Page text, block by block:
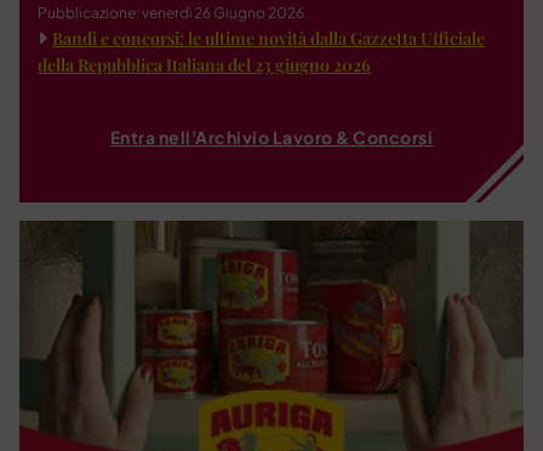
Pubblicazione: venerdì 26 Giugno 2026
Bandi e concorsi: le ultime novità dalla Gazzetta Ufficiale
della Repubblica Italiana del 23 giugno 2026
Entra nell'Archivio Lavoro & Concorsi